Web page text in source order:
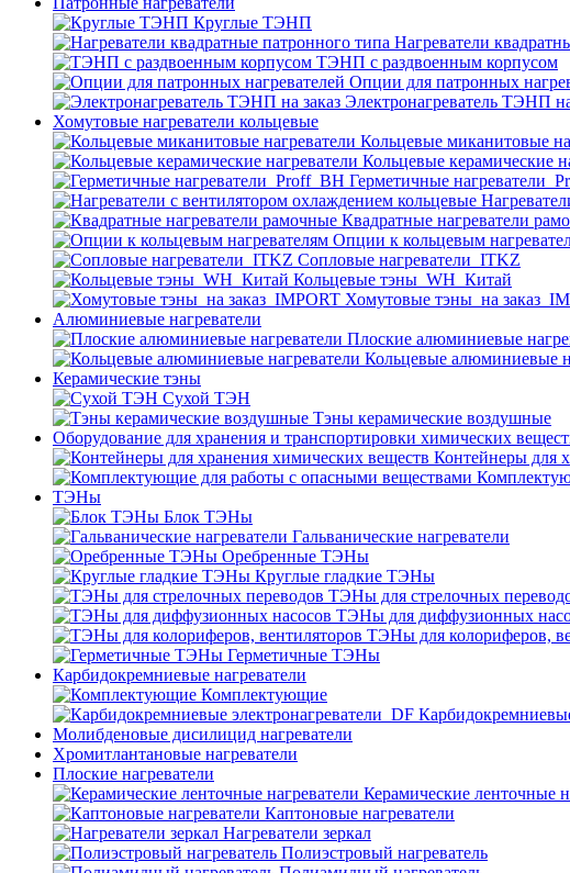
Круглые ТЭНП
Нагреватели
ТЭНП с раздвоенным корпусом
Опции для патронных
Электронагреватель ТЭНП
Хомутовые нагреватели кольцевые
Кольцевые миканитовые
Кольцевые керамические
Герметичные
Квадратные нагреватели
Опции к кольцевым
Cопловые нагреватели_ITKZ
Кольцевые тэны_WH_Китай
Хомутовые тэны_на
Алюминиевые нагреватели
Плоские алюминиевые
Кольцевые алюминиевые
Керамические тэны
Сухой ТЭН
Тэны керамические воздушные
Оборудование для хранения и транспортировки химических
Контейнеры для
ТЭНы
Блок ТЭНы
Гальванические нагреватели
Оребренные ТЭНы
Круглые гладкие ТЭНы
ТЭНы для стрелочных
ТЭНы для диффузионных
ТЭНы для колориферов,
Герметичные ТЭНы
Карбидокремниевые нагреватели
Комплектующие
Молибденовые дисилицид нагреватели
Хромитлантановые нагреватели
Плоские нагреватели
Керамические ленточные
Каптоновые нагреватели
Нагреватели зеркал
Полиэстровый нагреватель